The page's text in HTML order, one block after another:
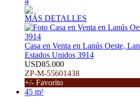
MÁS DETALLES
Casa en Venta en Lanús Oeste,
Estados Unidos 3914
USD85.000
ZP-M-55601438
+/- Favorito
45 m²